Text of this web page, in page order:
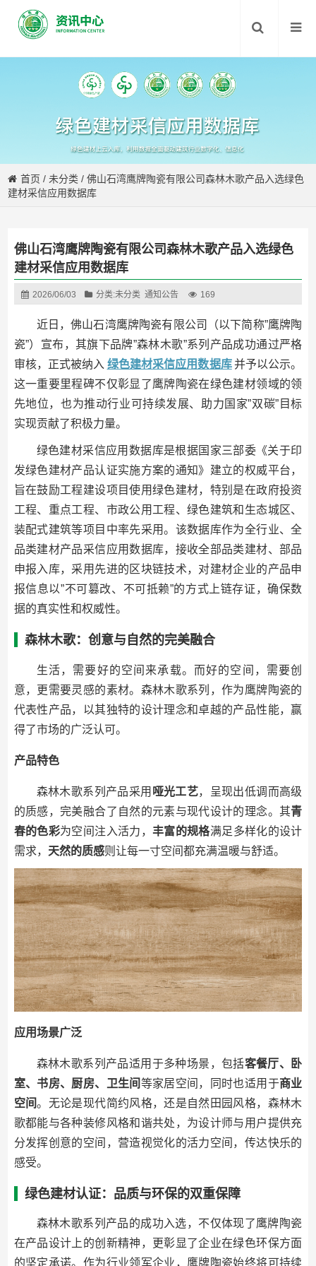
首页 /未分类 /佛山石湾鹰牌陶瓷有限公司森林木歌产品入选绿色
建材采信应用数据库
佛山石湾鹰牌陶瓷有限公司森林木歌产品入选绿色
建材采信应用数据库
2026/06/03 分类:未分类 通知公告 169
近日，佛山石湾鹰牌陶瓷有限公司（以下简称”鹰牌陶
瓷”）宣布，其旗下品牌”森林木歌”系列产品成功通过严格
审核，正式被纳入 绿色建材采信应用数据库并予以公示。
这一重要里程碑不仅彰显了鹰牌陶瓷在绿色建材领域的领
先地位，也为推动行业可持续发展、助力国家”双碳”目标
实现贡献了积极力量。
绿色建材采信应用数据库是根据国家三部委《关于印
发绿色建材产品认证实施方案的通知》建立的权威平台，
旨在鼓励工程建设项目使用绿色建材，特别是在政府投资
工程、重点工程、市政公用工程、绿色建筑和生态城区、
装配式建筑等项目中率先采用。该数据库作为全行业、全
品类建材产品采信应用数据库，接收全部品类建材、部品
申报入库，采用先进的区块链技术，对建材企业的产品申
报信息以”不可篡改、不可抵赖”的方式上链存证，确保数
据的真实性和权威性。
森林木歌：创意与自然的完美融合
生活，需要好的空间来承载。而好的空间，需要创
意，更需要灵感的素材。森林木歌系列，作为鹰牌陶瓷的
代表性产品，以其独特的设计理念和卓越的产品性能，赢
得了市场的广泛认可。
产品特色
森林木歌系列产品采用 哑光工艺，呈现出低调而高级
的质感，完美融合了自然的元素与现代设计的理念。其青
春的色彩为空间注入活力， 丰富的规格满足多样化的设计
需求， 天然的质感则让每一寸空间都充满温暖与舒适。
应用场景广泛
森林木歌系列产品适用于多种场景，包括客餐厅、卧
室、书房、厨房、卫生间 等家居空间，同时也适用于商业
空间。无论是现代简约风格，还是自然田园风格，森林木
歌都能与各种装修风格和谐共处，为设计师与用户提供充
分发挥创意的空间，营造视觉化的活力空间，传达快乐的
感受。
绿色建材认证：品质与环保的双重保障
森林木歌系列产品的成功入选，不仅体现了鹰牌陶瓷
在产品设计上的创新精神，更彰显了企业在绿色环保方面
的坚定承诺。作为行业领军企业，鹰牌陶瓷始终将可持续